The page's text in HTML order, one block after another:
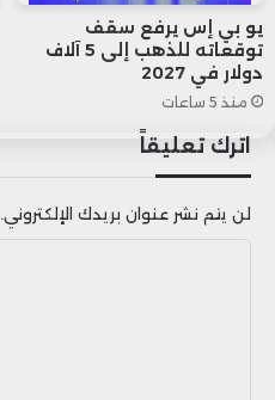
يو بي إس يرفع سقف
توقعاته للذهب إلى 5 آلاف
دولار في 2027
منذ 5 ساعات
اترك تعليقاً
لن يتم نشر عنوان بريدك الإلكتروني.